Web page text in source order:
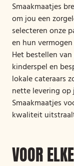
Smaakmaatjes
om jou een
selecteren onze
en hun
Het bestellen
kinderspel en
lokale cateraars
nette levering
Smaakmaatjes
kwaliteit
VOOR